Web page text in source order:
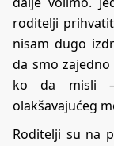
roditelji
nisam dugo
da smo
ko da misli
olakšavajućeg
Roditelji su na